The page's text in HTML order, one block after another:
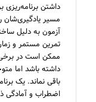
داشتن برنامه‌ریزی
مسیر یادگیری‌شان
آزمون به دلیل
تمرین مستمر و
ممکن است در
داشته باشد اما
باقی نماند. یک
اضطراب و آمادگی